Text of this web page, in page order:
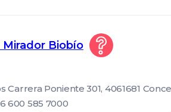
Mirador Biobío
Carrera Poniente 301, 4061681
600 585 7000